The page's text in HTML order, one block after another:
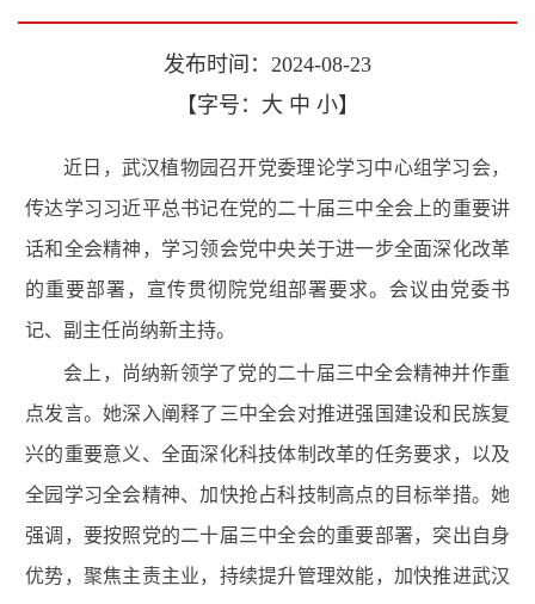
发布时间：2024-08-23
【字号： 大 中 小】
近日 ， 武汉植物园召开党委理论学习中心组学习会，
传达学习习近平总书记在党的二十届三中全会上的重要讲
话和全会精神，学习领会党中央关于进一步全面深化改革
的重要部署，宣传贯彻 院党组部署要求。会议由党委书
记、副 主任尚纳新主持。
会上 ，尚纳新领学了党的二十届三中全会精神并作重
点发言。她深入阐释了 三中全会对推进强国建设和 民族复
兴的重要意义 、全面深化科技体制改革的任务要求， 以及
全园学习全会精神、加快抢占科技制高点的目标举措。 她
强调，要按照党的二十届三中全会的重要部署， 突出自身
优势，聚焦主责主业， 持续提升管理效能，加快推进武汉